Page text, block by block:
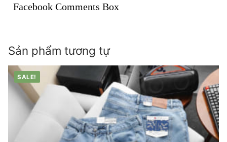
Facebook Comments Box
Sản phẩm tương tự
SALE!